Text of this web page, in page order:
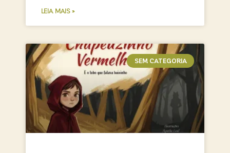
LEIA MAIS »
SEM CATEGORIA